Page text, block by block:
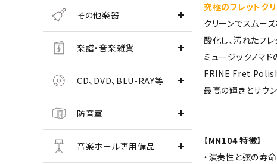
その他楽器
楽譜・音楽雑貨
CD、DVD、BLU-RAY等
防音室
音楽ホール専用備品
究極のフレットクリ
クリーンでスムー
酸化し、汚れたフ
ミュージックノマ
FRINE Fret Polish
最高の輝きとサウ
【MN104 特徴】
・演奏性と弦の寿